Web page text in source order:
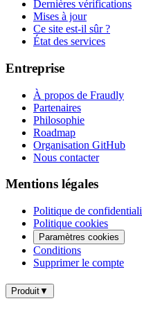
Dernières vérifications
Mises à jour
Ce site est-il sûr ?
État des services
Entreprise
À propos de Fraudly
Partenaires
Philosophie
Roadmap
Organisation GitHub
Nous contacter
Mentions légales
Politique de
Politique cookies
Paramètres cookies
Conditions
Supprimer le compte
Produit▼